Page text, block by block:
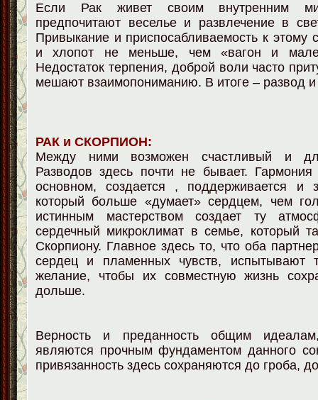
Если Рак живет своим внутренним
предпочитают веселье и развлечение в
Привыкание и приспосабливаемость к этому
и хлопот не меньше, чем «вагон и
Недостаток терпения, доброй воли часто
мешают взаимопониманию. В итоге – развод и
РАК и СКОРПИОН:
Между ними возможен счастливый и
Разводов здесь почти не бывает.
основном, создается , поддерживается и
который больше «думает» сердцем, чем
истинным мастерством создает ту
сердечный микроклимат в семье, который
Скорпиону. Главное здесь то, что оба
сердец и пламенных чувств, испытывают
желание, чтобы их совместную жизнь
дольше.
Верность и преданность общим
являются прочным фундаментом данного
привязанность здесь сохраняются до гроба,